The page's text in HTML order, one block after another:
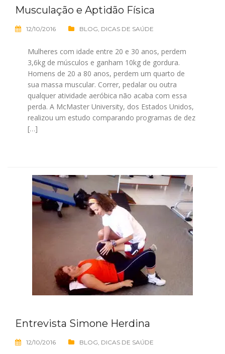
Musculação e Aptidão Física
12/10/2016 BLOG DICAS DE SAÚDE
Mulheres com idade entre 20 e 30 anos, perdem
3,6kg de músculos e ganham 10kg de gordura.
Homens de 20 a 80 anos, perdem um quarto de
sua massa muscular. Correr, pedalar ou outra
qualquer atividade aeróbica não acaba com essa
perda. A McMaster University, dos Estados Unidos,
realizou um estudo comparando programas de dez
[…]
Entrevista Simone Herdina
12/10/2016 BLOG DICAS DE SAÚDE